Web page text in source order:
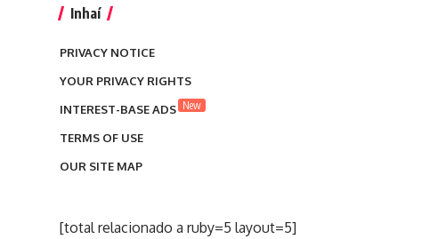
Inhaí
PRIVACY NOTICE
YOUR PRIVACY RIGHTS
INTEREST-BASE ADS New
TERMS OF USE
OUR SITE MAP
[total relacionado a ruby=5 layout=5]